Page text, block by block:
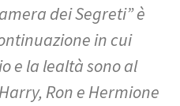
dei Segreti” è
in cui
e la lealtà sono al
Ron e Hermione